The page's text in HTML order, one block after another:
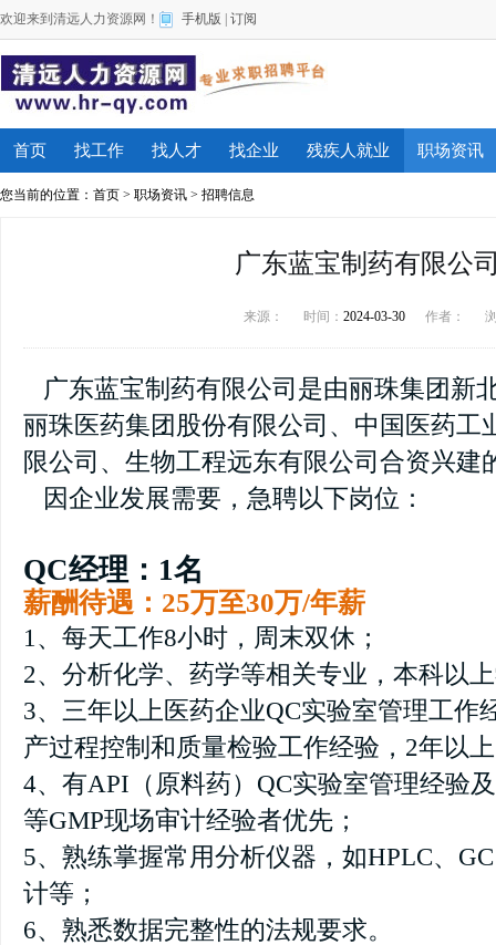
欢迎来到清远人力资源网！ 手机版 订阅
首页 找工作 找人才 找企业 残疾人就业 职场资讯
您当前的位置： 首页 > 职场资讯 > 招聘信息
广东蓝宝制药有限公
来源： 时间： 2024-03-30 作者：
广东蓝宝制药有限公司是由丽珠集团新
丽珠医药集团股份有限公司、中国医药工
限公司、生物工程远东有限公司合资兴建
因企业发展需要，急聘以下岗位：
QC经理：1名
薪酬待遇：25万至30万/年薪
1、每天工作8小时，周末双休；
2、分析化学、药学等相关专业，本科以
3、三年以上医药企业QC实验室管理工作
产过程控制和质量检验工作经验，2年以
4、有API（原料药）QC实验室管理经验
等GMP现场审计经验者优先；
5、熟练掌握常用分析仪器，如HPLC、
计等；
6、熟悉数据完整性的法规要求。